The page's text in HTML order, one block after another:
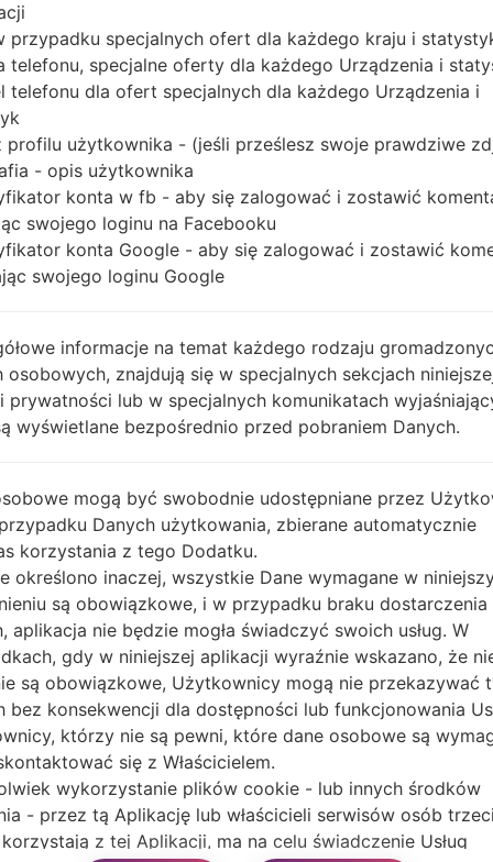
Strona startowa → Seria →LG Optimus Chic →LGE720B
dla telefonów LG
OS Rozmiar
OS Rozmiar
Unknown 127.71 MiB
Inni modele z tej serii
LG
przypadku specjalnych ofert dla każdego kraju i
telefonu, specjalne oferty dla każdego Urządzenia i
telefonu dla ofert specjalnych dla każdego Urządzenia i
profilu użytkownika - (jeśli prześlesz swoje prawdziwe
- opis użytkownika
konta w fb - aby się zalogować i zostawić
swojego loginu na Facebooku
konta Google - aby się zalogować i zostawić
swojego loginu Google
informacje na temat każdego rodzaju
osobowych, znajdują się w specjalnych sekcjach
prywatności lub w specjalnych komunikatach
wyświetlane bezpośrednio przed pobraniem Danych.
mogą być swobodnie udostępniane przez
Danych użytkowania, zbierane automatycznie
korzystania z tego Dodatku.
określono inaczej, wszystkie Dane wymagane w
są obowiązkowe, i w przypadku braku
aplikacja nie będzie mogła świadczyć swoich usług. W
gdy w niniejszej aplikacji wyraźnie wskazano, że
są obowiązkowe, Użytkownicy mogą nie przekazywać
bez konsekwencji dla dostępności lub funkcjonowania
którzy nie są pewni, które dane osobowe są
się z Właścicielem.
wykorzystanie plików cookie - lub innych środków
- przez tą Aplikację lub właścicieli serwisów osób
z tej Aplikacji, ma na celu świadczenie Usług